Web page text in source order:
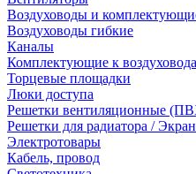
Воздуховоды и
Воздуховоды гибкие
Каналы
Комплектующие к
Торцевые площадки
Люки доступа
Решетки вентиляционные
Решетки для радиатора /
Электротовары
Кабель, провод